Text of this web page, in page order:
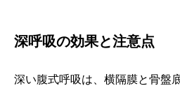
深呼吸の効果と注意点
深い腹式呼吸は、横隔膜と骨盤